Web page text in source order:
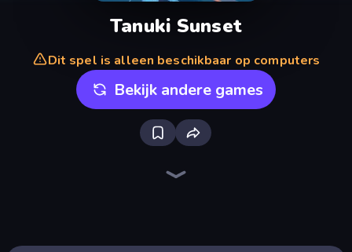
Tanuki Sunset
Dit spel is alleen beschikbaar op computers
Bekijk andere games